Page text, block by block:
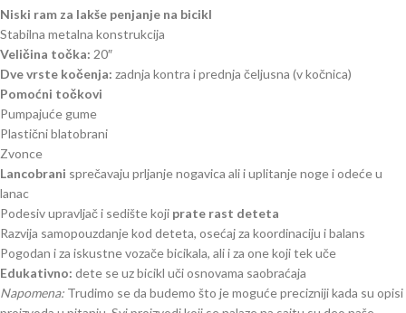
Niski ram za lakše penjanje na bicikl
Stabilna metalna konstrukcija
Veličina točka: 20″
Dve vrste kočenja: zadnja kontra i prednja čeljusna (v kočnica)
Pomoćni točkovi
Pumpajuće gume
Plastični blatobrani
Zvonce
Lancobrani sprečavaju prljanje nogavica ali i uplitanje noge i odeće u
lanac
Podesiv upravljač i sedište koji prate rast deteta
Razvija samopouzdanje kod deteta, osećaj za koordinaciju i balans
Pogodan i za iskustne vozače bicikala, ali i za one koji tek uče
Edukativno: dete se uz bicikl uči osnovama saobraćaja
Napomena: Trudimo se da budemo što je moguće precizniji kada su opisi